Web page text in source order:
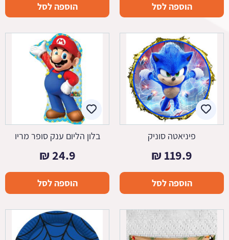
הוספה לסל הוספה לסל
פיניאטה סוניק
119.9
₪
הוספה לסל
בלון הליום ענק סופר מריו
24.9
₪
הוספה לסל